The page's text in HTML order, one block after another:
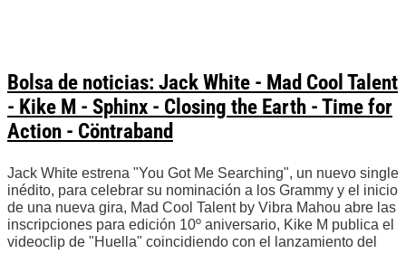
Bolsa de noticias: Jack White - Mad Cool Talent
- Kike M - Sphinx - Closing the Earth - Time for
Action - Cöntraband
Jack White estrena "You Got Me Searching", un nuevo single
inédito, para celebrar su nominación a los Grammy y el inicio
de una nueva gira, Mad Cool Talent by Vibra Mahou abre las
inscripciones para edición 10º aniversario, Kike M publica el
videoclip de "Huella" coincidiendo con el lanzamiento del